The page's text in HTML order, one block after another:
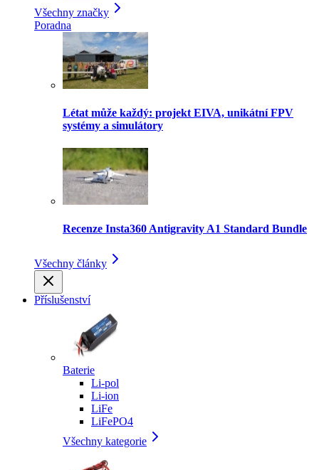
Všechny značky
Poradna
Létat může každý: projekt EIVA, unikátní FPV
systémy a simulátory
Recenze Insta360 Antigravity A1 Standard Bundle
Všechny články
Příslušenství
Baterie
Li-pol
Li-ion
LiFe
LiFePO4
Všechny kategorie